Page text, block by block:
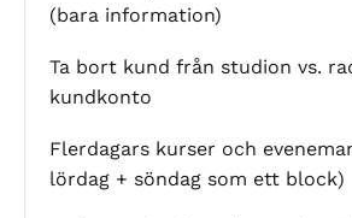
(bara information)
Ta bort kund från studion vs.
kundkonto
Flerdagars kurser och
lördag + söndag som ett block)